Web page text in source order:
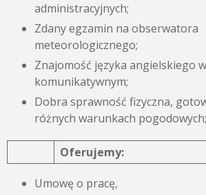
administracyjnych;
Zdany egzamin na obserwatora
meteorologicznego;
Znajomość języka angielskiego
komunikatywnym;
Dobra sprawność fizyczna,
różnych warunkach pogodowych;
Oferujemy:
Umowę o pracę,